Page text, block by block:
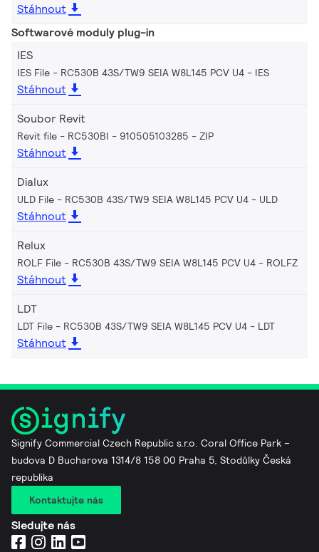
Stáhnout
Softwarové moduly plug-in
IES
IES File - RC530B 43S/TW9 SEIA W8L145 PCV U4 IES
Stáhnout
Soubor Revit
Revit file - RC530BI - 910505103285 ZIP
Stáhnout
Dialux
ULD File - RC530B 43S/TW9 SEIA W8L145 PCV U4 ULD
Stáhnout
Relux
ROLF File - RC530B 43S/TW9 SEIA W8L145 PCV U4 ROLFZ
Stáhnout
LDT
LDT File - RC530B 43S/TW9 SEIA W8L145 PCV U4 LDT
Stáhnout
Signify Commercial Czech Republic s.r.o. Coral Office Park –
budova D Bucharova 1314/8 158 00 Praha 5, Stodůlky Česká
republika
Kontaktujte nás
Sledujte nás